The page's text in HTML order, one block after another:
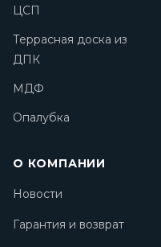
ЦСП
Террасная доска из
ДПК
МДФ
Опалубка
О КОМПАНИИ
Новости
Гарантия и возврат